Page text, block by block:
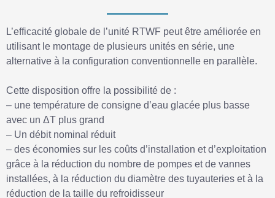
L’efficacité globale de l’unité RTWF peut être améliorée en
utilisant le montage de plusieurs unités en série, une
alternative à la configuration conventionnelle en parallèle.
Cette disposition offre la possibilité de :
– une température de consigne d’eau glacée plus basse
avec un ΔT plus grand
– Un débit nominal réduit
– des économies sur les coûts d’installation et d’exploitation
grâce à la réduction du nombre de pompes et de vannes
installées, à la réduction du diamètre des tuyauteries et à la
réduction de la taille du refroidisseur